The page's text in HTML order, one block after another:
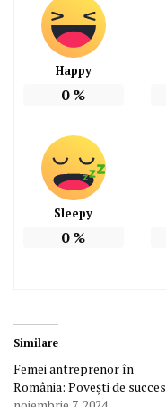
Happy
0%
Sleepy
0%
Similare
Femei antreprenor în
România: Povești de succes